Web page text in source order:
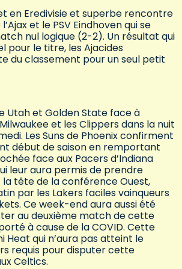
en Eredivisie et superbe rencontre
et le PSV Eindhoven qui se
nul logique (2-2). Un résultat qui
pour le titre, les Ajacides
du classement pour un seul petit
Utah et Golden State face à
et les Clippers dans la nuit
Les Suns de Phoenix confirment
début de saison en remportant
face aux Pacers d’Indiana
leur aura permis de prendre
tête de la conférence Ouest,
par les Lakers faciles vainqueurs
Ce week-end aura aussi été
au deuxième match de cette
à cause de la COVID. Cette
Heat qui n’aura pas atteint le
requis pour disputer cette
Celtics.